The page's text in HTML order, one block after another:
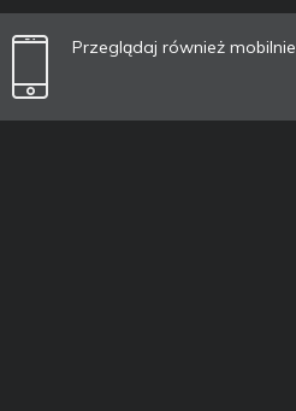
Przeglądaj również mobilnie